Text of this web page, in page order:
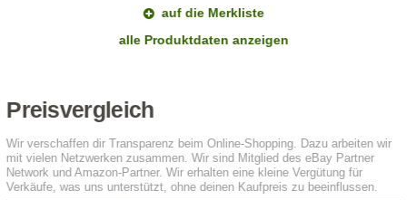
auf die Merkliste
alle Produktdaten anzeigen
Preisvergleich
Wir verschaffen dir Transparenz beim Online-Shopping. Dazu arbeiten wir
mit vielen Netzwerken zusammen. Wir sind Mitglied des eBay Partner
Network und Amazon-Partner. Wir erhalten eine kleine Vergütung für
Verkäufe, was uns unterstützt, ohne deinen Kaufpreis zu beeinflussen.